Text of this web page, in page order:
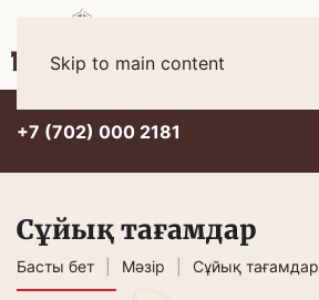
Skip to main content
+7 (702) 000 2181
Сұйық тағамдар
Басты бет Мәзір Сұйық тағамдар